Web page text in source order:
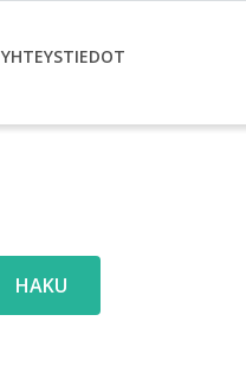
YHTEYSTIEDOT
HAKU